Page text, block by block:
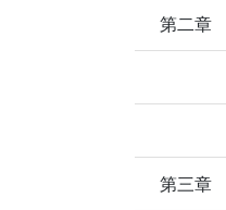
第二章
第三章